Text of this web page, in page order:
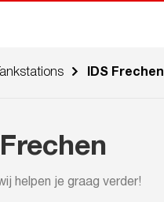
Tankstations IDS Frechen
Frechen
helpen je graag verder!